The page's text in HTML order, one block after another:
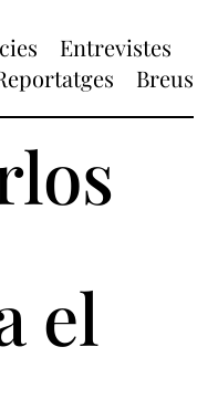
Entrevistes
Breus
el